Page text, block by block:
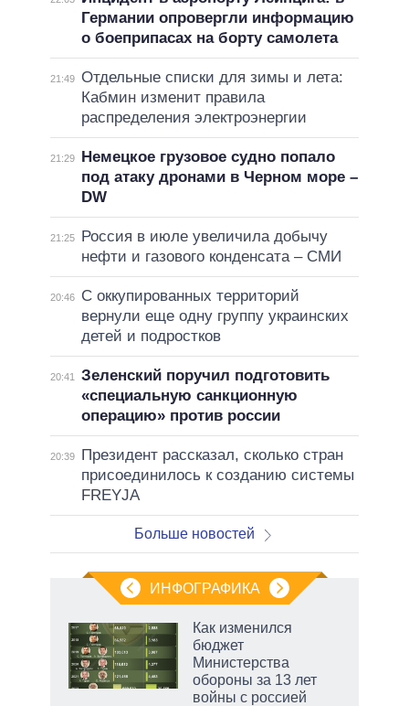
Германии опровергли информацию
о боеприпасах на борту самолета
21:49 Отдельные списки для зимы и лета:
Кабмин изменит правила
распределения электроэнергии
21:29
Немецкое грузовое судно попало
под атаку дронами в Черном море –
DW
21:25
Россия в июле увеличила добычу
нефти и газового конденсата – СМИ
20:46
С оккупированных территорий
вернули еще одну группу украинских
детей и подростков
20:41
Зеленский поручил подготовить
«специальную санкционную
операцию» против россии
20:39
Президент рассказал, сколько стран
присоединилось к созданию системы
FREYJA
Больше новостей
ИНФОГРАФИКА
Как изменился
бюджет
Министерства
обороны за 13 лет
войны с россией